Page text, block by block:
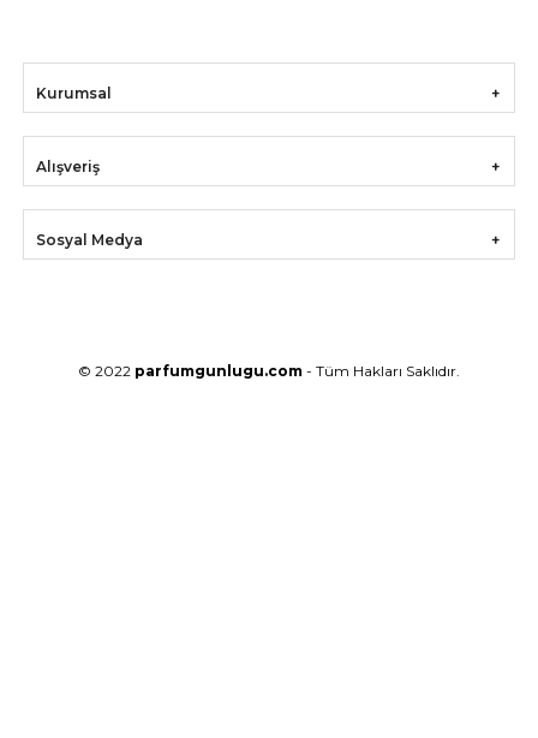
Kurumsal
Alışveriş
Sosyal Medya
© 2022 parfumgunlugu.com - Tüm Hakları Saklıdır.